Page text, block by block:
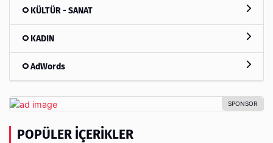
KÜLTÜR - SANAT
KADIN
AdWords
POPÜLER İÇERIKLER